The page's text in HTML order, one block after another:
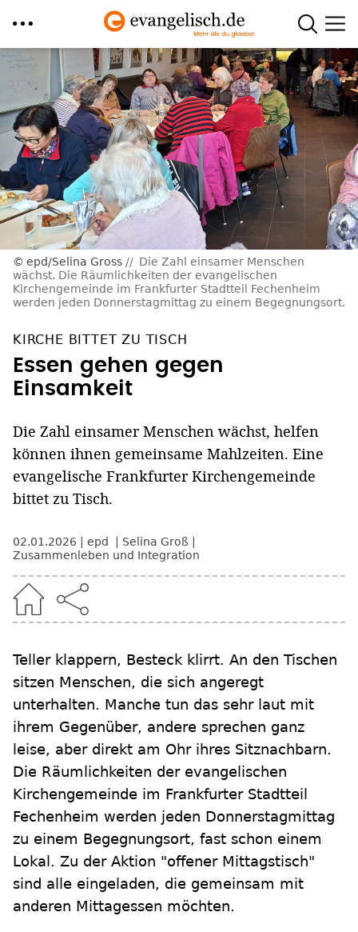
Direkt
zum
Inhalt
epd/Selina Gross
Die Zahl einsamer Menschen
wächst. Die Räumlichkeiten der evangelischen
Kirchengemeinde im Frankfurter Stadtteil Fechenheim
werden jeden Donnerstagmittag zu einem Begegnungsort.
KIRCHE BITTET ZU TISCH
Essen gehen gegen
Einsamkeit
Die Zahl einsamer Menschen wächst, helfen
können ihnen gemeinsame Mahlzeiten. Eine
evangelische Frankfurter Kirchengemeinde
bittet zu Tisch.
02.01.2026 epd
Selina Groß
Zusammenleben und Integration
Teller klappern, Besteck klirrt. An den Tischen
sitzen Menschen, die sich angeregt
unterhalten. Manche tun das sehr laut mit
ihrem Gegenüber, andere sprechen ganz
leise, aber direkt am Ohr ihres Sitznachbarn.
Die Räumlichkeiten der evangelischen
Kirchengemeinde im Frankfurter Stadtteil
Fechenheim werden jeden Donnerstagmittag
zu einem Begegnungsort, fast schon einem
Lokal. Zu der Aktion "offener Mittagstisch"
sind alle eingeladen, die gemeinsam mit
anderen Mittagessen möchten.